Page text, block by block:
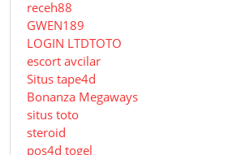
receh88
GWEN189
LOGIN LTDTOTO
escort avcilar
Situs tape4d
Bonanza Megaways
situs toto
steroid
pos4d togel